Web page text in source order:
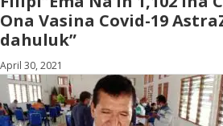
Ona Vasina Covid-19
dahuluk”
April 30, 2021